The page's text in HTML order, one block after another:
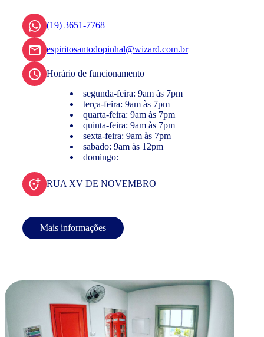
(19) 3651-7768
espiritosantodopinhal@wizard.com.br
Horário de funcionamento
segunda-feira: 9am às 7pm
terça-feira: 9am às 7pm
quarta-feira: 9am às 7pm
quinta-feira: 9am às 7pm
sexta-feira: 9am às 7pm
sabado: 9am às 12pm
domingo:
RUA XV DE NOVEMBRO
Mais informações